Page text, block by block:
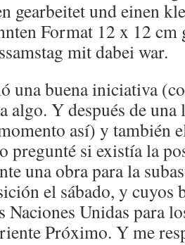
gearbeitet und einen
Format 12 x 12 cm
mit dabei war.
una buena iniciativa
algo. Y después de una
así) y también
pregunté si existía la
una obra para la
el sábado, y cuyos
Naciones Unidas para
Próximo. Y me